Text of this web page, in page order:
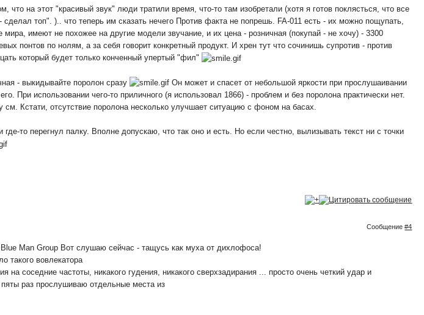
что на этот "красивый звук" люди тратили время, что-то там изобретали (хотя я готов поклясться, что все
топ". ).. что теперь им сказать нечего Против факта не попрешь. FA-011 есть - их можно пощупать,
имеют не похожее на другие модели звучание, и их цена - розничная (покупай - не хочу) - 3300
понтов по нолям, а за себя говорит конкретный продукт. И хрен тут что сочинишь супротив - против
который будет только конченный упертый "фил"
- выкидывайте поролон сразу
Он может и спасет от небольшой яркости при прослушаивании
При использовании чего-то приличного (я использовал 1866) - проблем и без поролона практически нет.
Кстати, отсутствие поролона несколько улучшает ситуацию с фоном на басах.
то перегнул палку. Вполне допускаю, что так оно и есть. Но если честно, вылизывать текст ни с точки
Сообщение#4
Man Group Вот слушаю сейчас - тащусь как муха от дихлофоса!
такого вовлекатора
соседние частоты, никакого гудения, никакого сверхзадирания ... просто очень четкий удар и
раз прослушиваю отдельные места из